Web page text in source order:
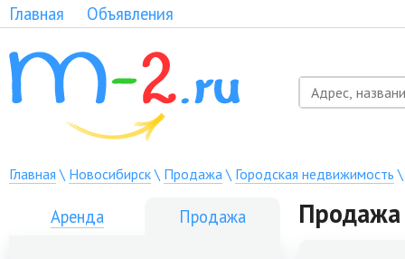
Главная Объявления
Главная \ Новосибирск\ Продажа\ Городская недвижимость
Аренда Продажа Продажа